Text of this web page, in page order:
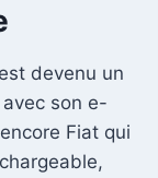
devenu un
son e-
Fiat qui